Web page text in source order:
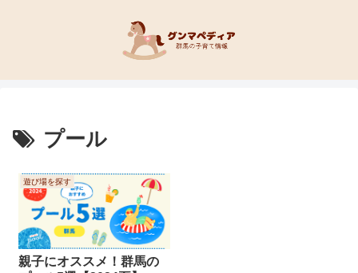
プール
遊び場を探す
親子にオススメ！群馬の